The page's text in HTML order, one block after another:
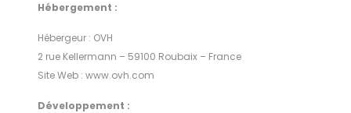
Hébergement :
Hébergeur : OVH
2 rue Kellermann – 59100 Roubaix – France
Site Web : www.ovh.com
Développement :